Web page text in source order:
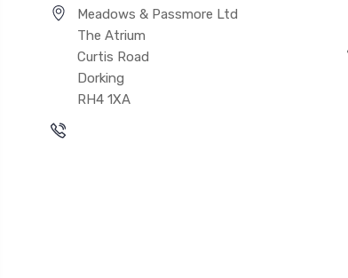
Meadows & Passmore Ltd
The Atrium
Curtis Road
Dorking
RH4 1XA